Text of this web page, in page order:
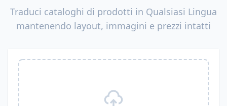
Traduci cataloghi di prodotti in Qualsiasi Lingua
mantenendo layout, immagini e prezzi intatti